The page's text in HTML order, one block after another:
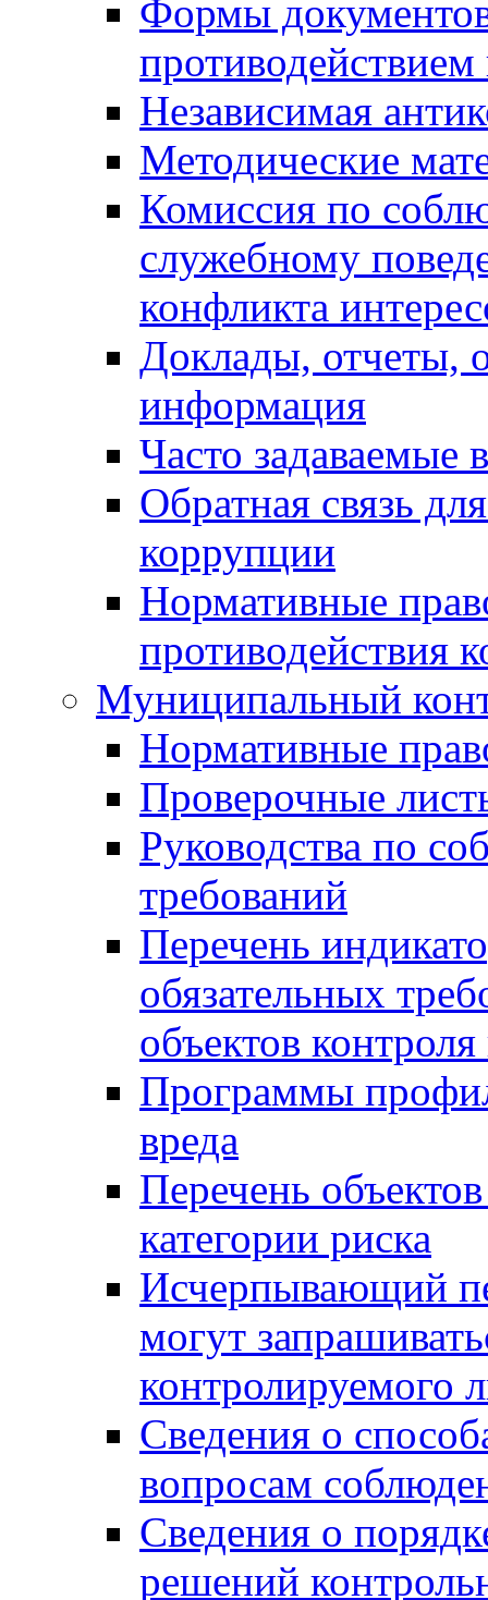
Формы
Независимая
Методические
Комиссия по
служебному
конфликта
Доклады, отчеты,
информация
Часто задаваемые
Обратная связь
коррупции
Нормативные
противодействия
Муниципальный
Нормативные
Проверочные
Руководства по
требований
Перечень
обязательных
объектов
Программы
вреда
Перечень
категории риска
Исчерпывающий
могут
контролируемого
Сведения о
вопросам
Сведения о
решений